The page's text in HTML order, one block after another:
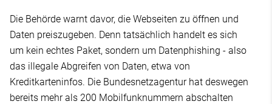
Die Behörde warnt davor, die Webseiten zu öffnen und
Daten preiszugeben. Denn tatsächlich handelt es sich
um kein echtes Paket, sondern um Datenphishing - also
das illegale Abgreifen von Daten, etwa von
Kreditkarteninfos. Die Bundesnetzagentur hat deswegen
bereits mehr als 200 Mobilfunknummern abschalten